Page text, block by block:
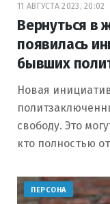
11 АВГУСТА 2023, 20:02
Вернуться в
появилась
бывших
Новая
свободу. Это
кто полностью
ПЕРСОНА